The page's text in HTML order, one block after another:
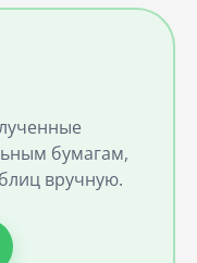
бумагам,
вручную.